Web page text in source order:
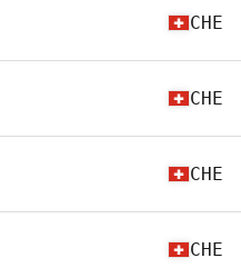
CHE
CHE
CHE
CHE